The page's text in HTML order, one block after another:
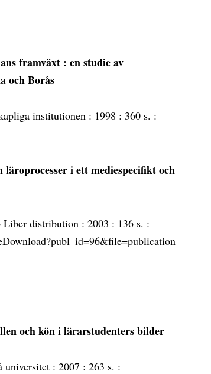
framväxt : en studie av
och Borås
institutionen : 1998 : 360 s. :
läroprocesser i ett mediespecifikt och
Liber distribution : 2003 : 136 s. :
och kön i lärarstudenters bilder
universitet : 2007 : 263 s. :